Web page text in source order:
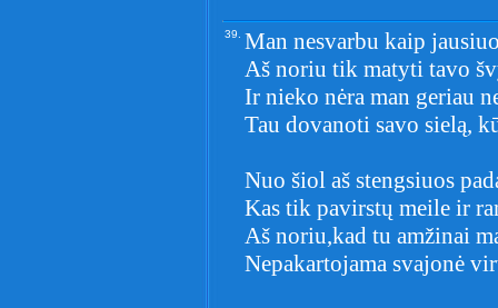
39. Man nesvarbu kaip
Aš noriu tik matyti tavo
Ir nieko nėra man geriau
Tau dovanoti savo sielą,
Nuo šiol aš stengsiuos
Kas tik pavirstų meile ir
Aš noriu,kad tu amžinai
Nepakartojama svajonė